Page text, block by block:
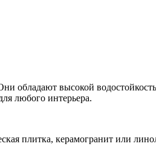
обладают высокой
любого интерьера.
плитка, керамогранит или